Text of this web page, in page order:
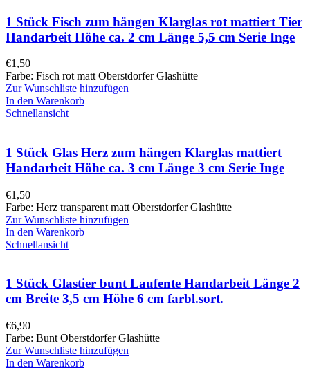
1 Stück Fisch zum hängen Klarglas rot mattiert Tier
Handarbeit Höhe ca. 2 cm Länge 5,5 cm Serie Inge
€1,50
Farbe: Fisch rot matt Oberstdorfer Glashütte
Zur Wunschliste hinzufügen
In den Warenkorb
Schnellansicht
1 Stück Glas Herz zum hängen Klarglas mattiert
Handarbeit Höhe ca. 3 cm Länge 3 cm Serie Inge
€1,50
Farbe: Herz transparent matt Oberstdorfer Glashütte
Zur Wunschliste hinzufügen
In den Warenkorb
Schnellansicht
1 Stück Glastier bunt Laufente Handarbeit Länge 2
cm Breite 3,5 cm Höhe 6 cm farbl.sort.
€6,90
Farbe: Bunt Oberstdorfer Glashütte
Zur Wunschliste hinzufügen
In den Warenkorb